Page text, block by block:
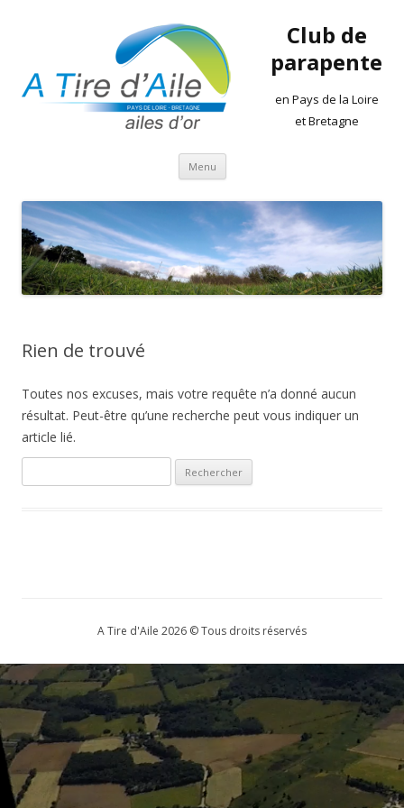
Club de
parapente
en Pays de la Loire
et Bretagne
Menu Aller
contenu
Rien de trouvé
Toutes nos excuses, mais votre requête n’a donné aucun
résultat. Peut-être qu’une recherche peut vous indiquer un
article lié.
A Tire d'Aile 2026 © Tous droits réservés